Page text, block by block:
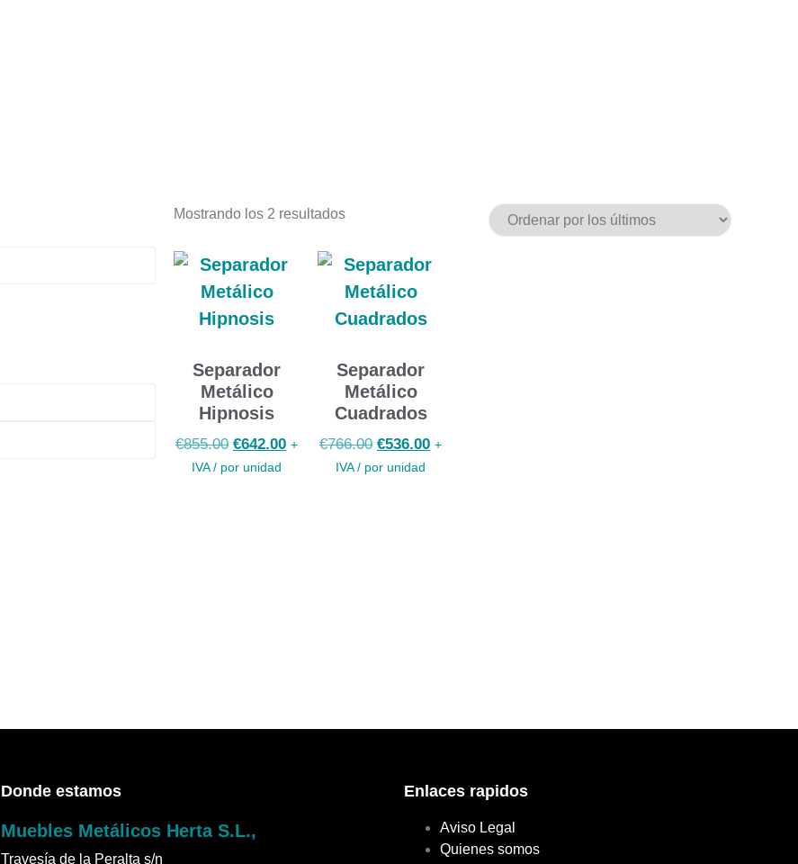
Mostrando los 2 resultados
Separador
Metálico
Hipnosis
€855.00 €642.00 +
IVA / por unidad
Separador
Metálico
Cuadrados
€766.00 €536.00 +
IVA / por unidad
Donde estamos
Muebles Metálicos Herta S.L.,
Travesía de la Peralta s/n
Enlaces rapidos
Aviso Legal
Quienes somos